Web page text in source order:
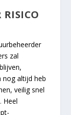
RISICO
zal
nog altijd heb
veilig snel
Heel